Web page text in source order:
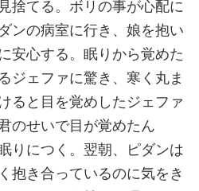
捨てる。ボリの事が心配に
ンの病室に行き、娘を抱い
安心する。眠りから覚めた
ジェファに驚き、寒く丸ま
ると目を覚めしたジェファ
のせいで目が覚めたん
りにつく。翌朝、ピダンは
抱き合っているのに気をき